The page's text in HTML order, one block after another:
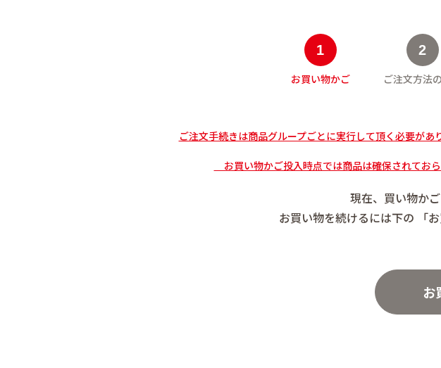
お買い物かご ご注文方法
ご注文手続きは商品グループごとに実行して頂く必要があ
お買い物かご投入時点では商品は確保されてお
現在、買い物か
お買い物を続けるには下の 「
お